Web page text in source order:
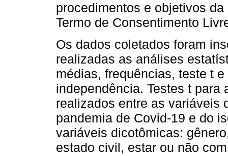
procedimentos e objetivos
Termo de Consentimento
Os dados coletados foram
realizadas as análises
médias, frequências, teste t
independência. Testes t para
realizados entre as variáveis
pandemia de Covid-19 e do
variáveis ​​dicotômicas:
estado civil, estar ou não